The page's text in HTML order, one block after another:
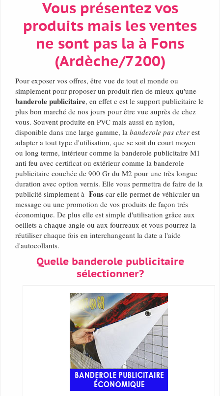
Vous présentez vos
produits mais les ventes
ne sont pas la à Fons
(Ardèche/7200)
Pour exposer vos offres, être vue de tout el monde ou
simplement pour proposer un produit rien de mieux qu'une
banderole publicitaire, en effet c est le support publicitaire le
plus bon marché de nos jours pour être vue auprès de chez
vous. Souvent produite en PVC mais aussi en nylon,
disponible dans une large gamme, la banderole pas cher est
adapter a tout type d'utilisation, que se soit du court moyen
ou long terme, intérieur comme la banderole publicitaire M1
anti feu avec certificat ou extérieur comme la banderole
publicitaire couchée de 900 Gr du M2 pour une très longue
duration avec option vernis. Elle vous permettra de faire de la
publicité simplement à Fons car elle permet de véhiculer un
message ou une promotion de vos produits de façon trés
économique. De plus elle est simple d'utilisation grâce aux
oeillets a chaque angle ou aux fourreaux et vous pourrez la
réutiliser chaque fois en interchangeant la date a l'aide
d'autocollants.
Quelle banderole publicitaire
sélectionner?